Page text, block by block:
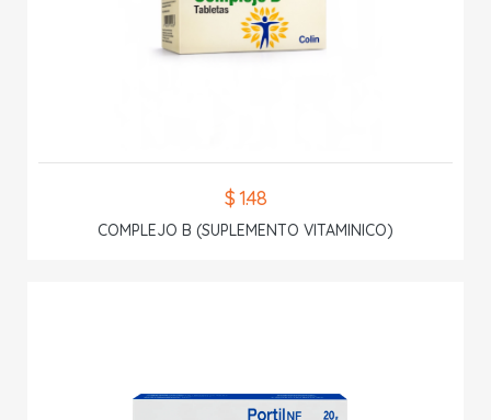
$ 1.48
COMPLEJO B (SUPLEMENTO VITAMINICO)